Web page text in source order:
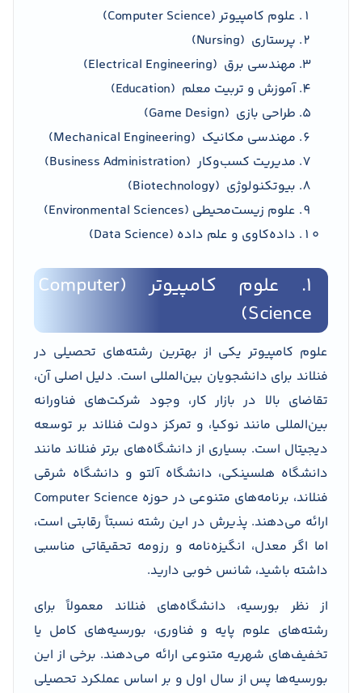
علوم کامپیوتر (Computer Science)
پرستاری (Nursing)
مهندسی برق (Electrical Engineering)
آموزش و تربیت معلم (Education)
طراحی بازی (Game Design)
مهندسی مکانیک (Mechanical Engineering)
مدیریت کسب‌وکار (Business Administration)
بیوتکنولوژی (Biotechnology)
علوم زیست‌محیطی (Environmental Sciences)
داده‌کاوی و علم داده (Data Science)
1. علوم کامپیوتر (Computer
Science)
علوم کامپیوتر یکی از بهترین رشته‌های تحصیلی در
فنلاند برای دانشجویان بین‌المللی است. دلیل اصلی آن،
تقاضای بالا در بازار کار، وجود شرکت‌های فناورانه
بین‌المللی مانند نوکیا، و تمرکز دولت فنلاند بر توسعه
دیجیتال است. بسیاری از دانشگاه‌های برتر فنلاند مانند
دانشگاه هلسینکی، دانشگاه آلتو و دانشگاه شرقی
فنلاند، برنامه‌های متنوعی در حوزه Computer Science
ارائه می‌دهند. پذیرش در این رشته نسبتاً رقابتی است،
اما اگر معدل، انگیزه‌نامه و رزومه تحقیقاتی مناسبی
داشته باشید، شانس خوبی دارید.
از نظر بورسیه، دانشگاه‌های فنلاند معمولاً برای
رشته‌های علوم پایه و فناوری، بورسیه‌های کامل یا
تخفیف‌های شهریه متنوعی ارائه می‌دهند. برخی از این
بورسیه‌ها پس از سال اول و بر اساس عملکرد تحصیلی